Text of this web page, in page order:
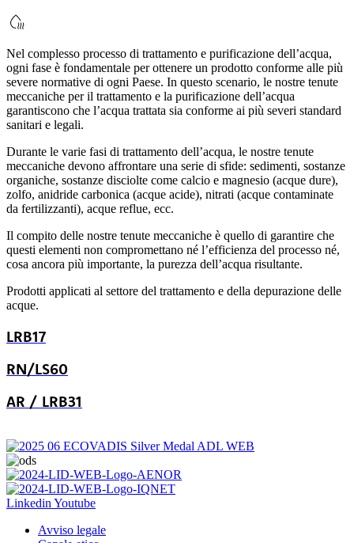
Nel complesso processo di trattamento e purificazione dell’acqua,
ogni fase è fondamentale per ottenere un prodotto conforme alle più
severe normative di ogni Paese. In questo scenario, le nostre tenute
meccaniche per il trattamento e la purificazione dell’acqua
garantiscono che l’acqua trattata sia conforme ai più severi standard
sanitari e legali.
Durante le varie fasi di trattamento dell’acqua, le nostre tenute
meccaniche devono affrontare una serie di sfide: sedimenti, sostanze
organiche, sostanze disciolte come calcio e magnesio (acque dure),
zolfo, anidride carbonica (acque acide), nitrati (acque contaminate
da fertilizzanti), acque reflue, ecc.
Il compito delle nostre tenute meccaniche è quello di garantire che
questi elementi non compromettano né l’efficienza del processo né,
cosa ancora più importante, la purezza dell’acqua risultante.
Prodotti applicati al settore del trattamento e della depurazione delle
acque.
LRB17
RN/LS60
AR / LRB31
Linkedin Youtube
Avviso legale